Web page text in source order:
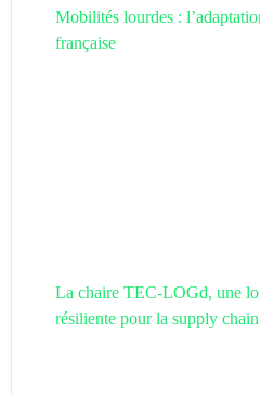
Mobilités lourdes :
française
La chaire TEC-LOGd, une
résiliente pour la supply